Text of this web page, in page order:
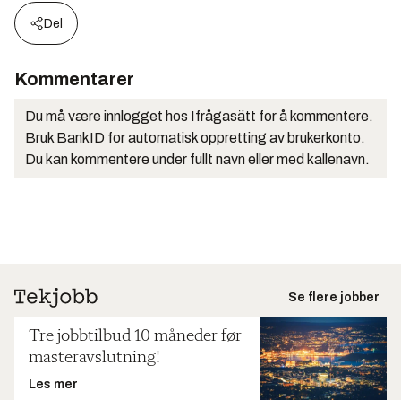
Del
Kommentarer
Du må være innlogget hos Ifrågasätt for å kommentere.
Bruk BankID for automatisk oppretting av brukerkonto.
Du kan kommentere under fullt navn eller med kallenavn.
Se flere jobber
Tre jobbtilbud 10 måneder før
masteravslutning!
Les mer